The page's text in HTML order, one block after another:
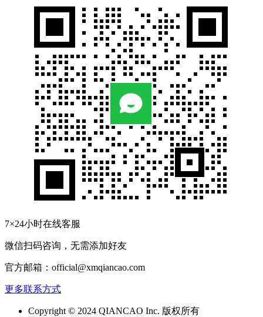
7×24小时在线客服
微信扫码咨询，无需添加好友
官方邮箱：official@xmqiancao.com
更多联系方式
Copyright © 2024 QIANCAO Inc. 版权所有